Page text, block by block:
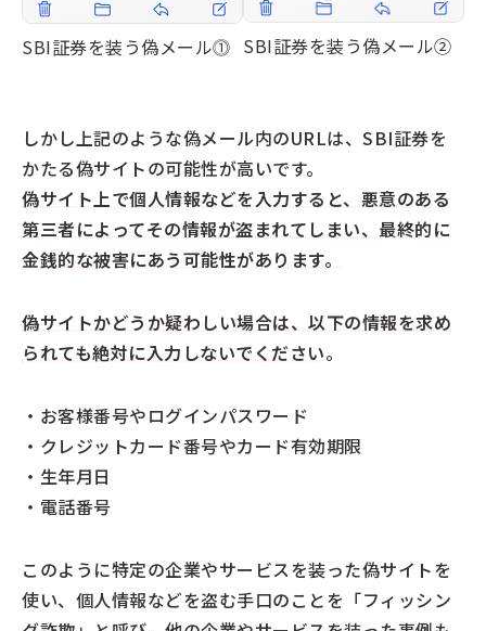
SBI証券を装う偽メール⓵ SBI証券を装う偽メール②
しかし上記のような偽メール内のURLは、SBI証券を
かたる偽サイトの可能性が高いです。
偽サイト上で個人情報などを入力すると、悪意のある
第三者によってその情報が盗まれてしまい、最終的に
金銭的な被害にあう可能性があります。
偽サイトかどうか疑わしい場合は、以下の情報を求め
られても絶対に入力しないでください。
・お客様番号やログインパスワード
・クレジットカード番号やカード有効期限
・生年月日
・電話番号
このように特定の企業やサービスを装った偽サイトを
使い、個人情報などを盗む手口のことを「フィッシン